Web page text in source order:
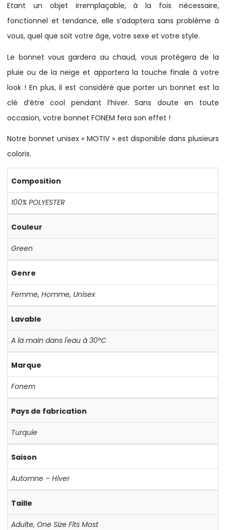
Etant un objet irremplaçable, à la fois nécessaire,
fonctionnel et tendance, elle s’adaptera sans problème à
vous, quel que soit votre âge, votre sexe et votre style.
Le bonnet vous gardera au chaud, vous protégera de la
pluie ou de la neige et apportera la touche finale à votre
look ! En plus, il est considéré que porter un bonnet est la
clé d’être cool pendant l’hiver. Sans doute en toute
occasion, votre bonnet FONEM fera son effet !
Notre bonnet unisex « MOTIV » est disponible dans plusieurs
coloris.
Composition
100% POLYESTER
Couleur
Green
Genre
Femme,Homme, Unisex
Lavable
A la main dans l'eau à 30°C
Marque
Fonem
Pays de fabrication
Turquie
Saison
Automne – Hiver
Taille
Adulte,One Size Fits Most